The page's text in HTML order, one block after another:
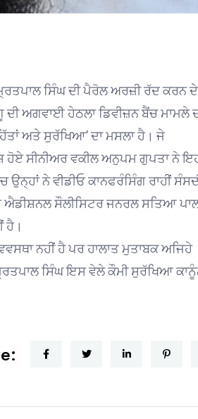
ਸਿੰਘ ਦੀ ਪੈਰੋਲ ਅਰਜ਼ੀ ਰੱਦ ਕਰਨ ਦੇ
ਅਗਵਾਈ ਹੇਠਲਾ ਡਿਵੀਜ਼ਨ ਬੈਂਚ ਮਾਮਲੇ
ਅਤੇ ਸੁਰੱਖਿਆ’ ਦਾ ਮਸਲਾ ਹੈ। ਜੇ
ਹੋਏ ਸੀਨੀਅਰ ਵਕੀਲ ਅਨੁਪਮ ਗੁਪਤਾ ਨੇ
ਨੇ ਵੀਡੀਓ ਕਾਨਫਰੰਸਿੰਗ ਰਾਹੀਂ
ਐਡੀਸ਼ਨਲ ਸੌਲੀਸਿਟਰ ਜਨਰਲ ਸਤਿਆ
ਹੈ।
ਨਹੀਂ ਹੈ ਪਰ ਹਾਲਾਤ ਮੁਤਾਬਕ ਅਜਿਹੇ
ਸਿੰਘ ਇਸ ਵੇਲੇ ਕੌਮੀ ਸੁਰੱਖਿਆ